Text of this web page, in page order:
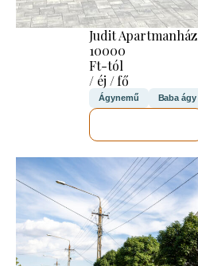
Judit Apartmanház
10000
Ft-tól
/ éj / fő
Ágynemű Baba ágy